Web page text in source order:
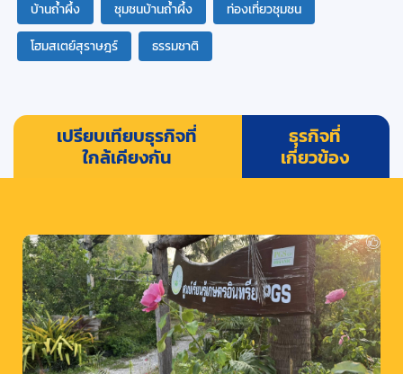
บ้านถ้ำผึ้ง ชุมชนบ้านถ้ำผึ้ง
ท่องเที่ยวชุมชน
โฮมสเตย์สุราษฎร์
ธรรมชาติ
เปรียบเทียบธุรกิจที่
ใกล้เคียงกัน
ธุรกิจที่
เกี่ยวข้อง